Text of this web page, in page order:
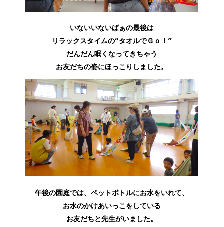
いないいないばぁの最後は
リラックスタイムの“タオルでＧｏ！”
だんだん眠くなってきちゃう
お友だちの姿にほっこりしました。
午後の園庭では、ペットボトルにお水をいれて、
お水のかけあいっこをしている
お友だちと先生がいました。